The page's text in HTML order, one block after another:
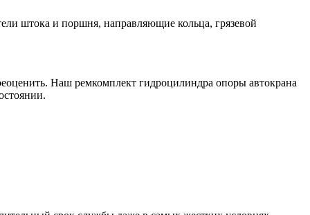
штока и поршня, направляющие кольца, грязевой
Наш ремкомплект гидроцилиндра опоры автокрана